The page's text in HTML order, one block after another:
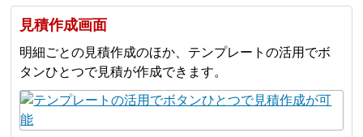
見積作成画面
明細ごとの見積作成のほか、テンプレートの活用でボ
タンひとつで見積が作成できます。